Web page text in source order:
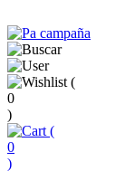
(
0
)
(
0
)